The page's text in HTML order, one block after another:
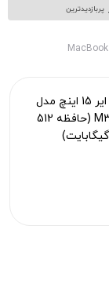
پربازدیدترین
MacBook
لپ تاپ مک بوک ایر 15 اینچ مدل
2024 با پردازنده M3 (حافظه 512